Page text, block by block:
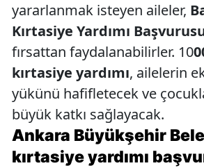
yararlanmak isteyen aileler,
Kırtasiye Yardımı
fırsattan faydalanabilirler. 10
kırtasiye yardımı, ailelerin
yükünü hafifletecek ve
büyük katkı sağlayacak.
Ankara Büyükşehir
kırtasiye yardımı